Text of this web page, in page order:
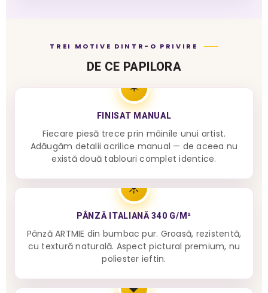
TREI MOTIVE DINTR-O PRIVIRE
DE CE PAPILORA
✶
FINISAT MANUAL
Fiecare piesă trece prin mâinile unui artist.
Adăugăm detalii acrilice manual — de aceea nu
există două tablouri complet identice.
☀
PÂNZĂ ITALIANĂ 340 G/M²
Pânză ARTMIE din bumbac pur. Groasă, rezistentă,
cu textură naturală. Aspect pictural premium, nu
poliester ieftin.
♥